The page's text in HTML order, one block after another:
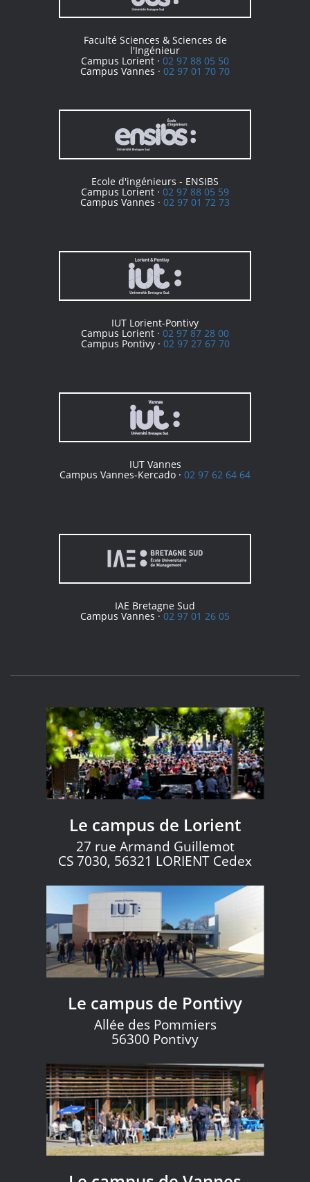
Faculté Sciences & Sciences de
l'Ingénieur
Campus Lorient · 02 97 88 05 50
Campus Vannes · 02 97 01 70 70
Ecole d'ingénieurs - ENSIBS
Campus Lorient · 02 97 88 05 59
Campus Vannes · 02 97 01 72 73
IUT Lorient-Pontivy
Campus Lorient · 02 97 87 28 00
Campus Pontivy · 02 97 27 67 70
IUT Vannes
Campus Vannes-Kercado · 02 97 62 64 64
IAE Bretagne Sud
Campus Vannes ·02 97 01 26 05
Le campus de Lorient
27 rue Armand Guillemot
CS 7030, 56321 LORIENT Cedex
Le campus de Pontivy
Allée des Pommiers
56300 Pontivy